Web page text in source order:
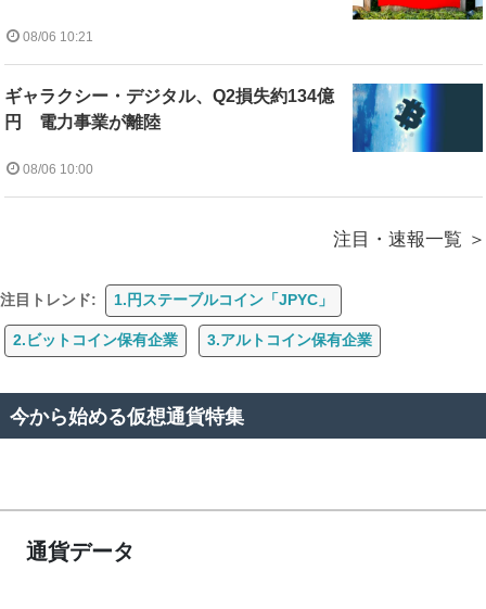
08/06 10:21
ギャラクシー・デジタル、Q2損失約134億
円 電力事業が離陸
08/06 10:00
注目・速報一覧
注目トレンド: 1.円ステーブルコイン「JPYC」
2.ビットコイン保有企業 3.アルトコイン保有企業
今から始める仮想通貨特集
通貨データ